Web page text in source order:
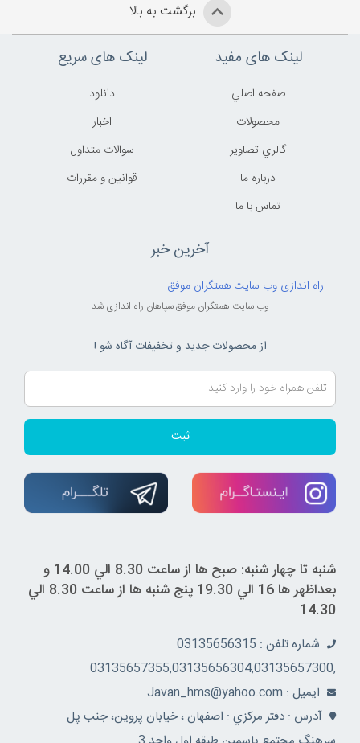
برگشت به بالا
لینک های مفید
صفحه اصلي
محصولات
گالري تصاوير
درباره ما
تماس با ما
لینک های سریع
دانلود
اخبار
سوالات متداول
قوانين و مقررات
آخرین خبر
راه اندازی وب سایت همتگران موفق...
وب سایت همتگران موفق سپاهان راه اندازی شد
از محصولات جدید و تخفیفات آگاه شو !
ثبت
شنبه تا چهار شنبه: صبح ها از ساعت 8.30 الي 14.00 و
بعداظهر ها 16 الي 19.30 پنج شنبه ها از ساعت 8.30 الي
14.30
شماره تلفن : 03135656315
,03135657355,03135656304,03135657300
ايميل : Javan_hms@yahoo.com
آدرس : دفتر مرکزي : اصفهان ، خيابان پروين، جنب پل